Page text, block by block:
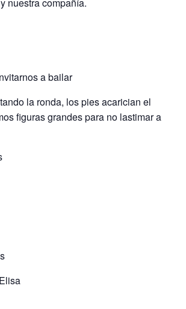
a bailar
la ronda, los pies acarician el
figuras grandes para no lastimar a